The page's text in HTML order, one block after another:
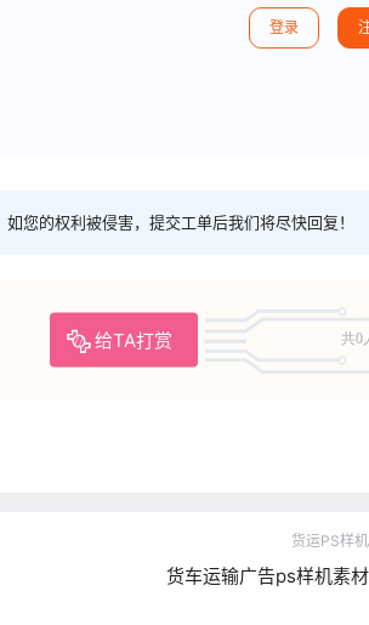
登录
您的权利被侵害，提交工单后我们将尽快回复！
给TA打赏 共0
货运PS样机
货车运输广告ps样机素材